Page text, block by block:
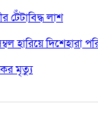
টেঁটাবিদ্ধ লাশ
হারিয়ে দিশেহারা
মৃত্যু